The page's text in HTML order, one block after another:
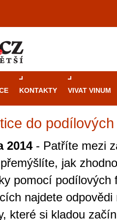
KONTAKTY VIVAT VINUM
do
2014- Patříte mezi
jak
pomocí podílových
najdete odpovědi
které si kladou
Průvodce
Brně: Od
automaty
Brno je
zajímavé
restaurace,
místem, kde si